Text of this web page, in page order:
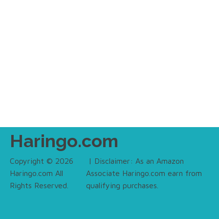
Haringo.com
Copyright © 2026
Haringo.com All
Rights Reserved.
| Disclaimer: As an Amazon
Associate Haringo.com earn from
qualifying purchases.